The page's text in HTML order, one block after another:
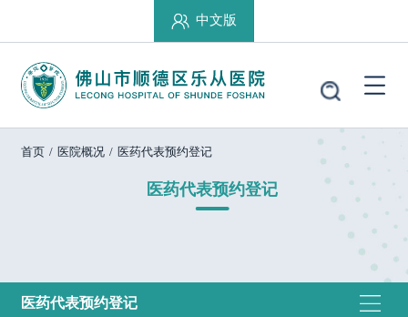
中文版
首页 / 医院概况 / 医药代表预约登记
医药代表预约登记
医药代表预约登记